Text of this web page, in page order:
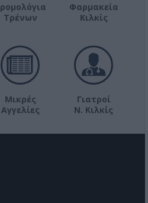
Τρένων
Φαρμακεία
Κιλκίς
Μικρές
Αγγελίες
Γιατροί
Ν. Κιλκίς